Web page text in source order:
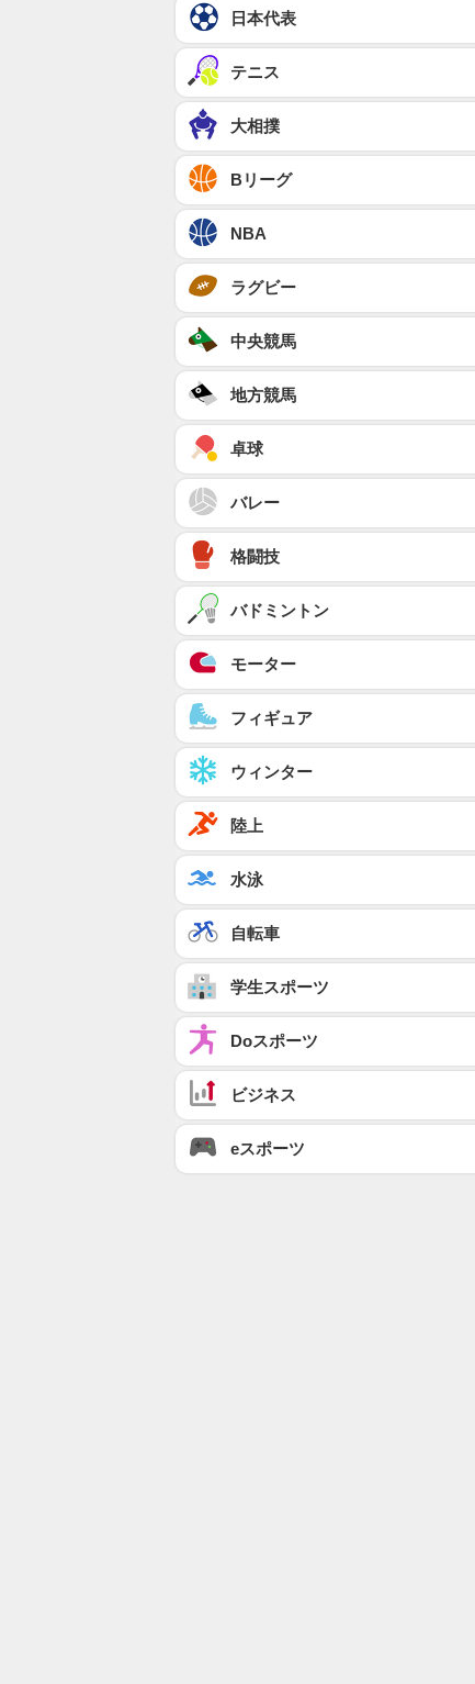
日本代表
テニス
大相撲
Bリーグ
NBA
ラグビー
中央競馬
地方競馬
卓球
バレー
格闘技
バドミントン
モーター
フィギュア
ウィンター
陸上
水泳
自転車
学生スポーツ
Doスポーツ
ビジネス
eスポーツ